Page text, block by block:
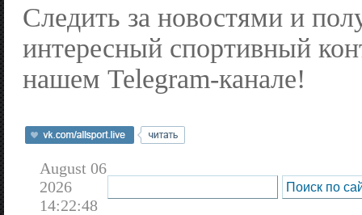
Следить за новостями и
интересный спортивный
нашем Telegram-канале!
August 06
2026
14:22:48